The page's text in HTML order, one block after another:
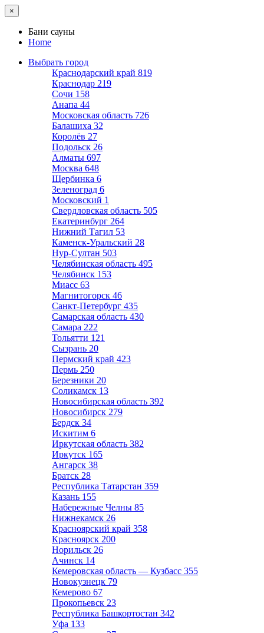
×
Бани сауны
Home
Выбрать город
Краснодарский край 819
Краснодар 219
Сочи 158
Анапа 44
Московская область 726
Балашиха 32
Королёв 27
Подольск 26
Алматы 697
Москва 648
Щербинка 6
Зеленоград 6
Московский 1
Свердловская область 505
Екатеринбург 264
Нижний Тагил 53
Каменск-Уральский 28
Нур-Султан 503
Челябинская область 495
Челябинск 153
Миасс 63
Магнитогорск 46
Санкт-Петербург 435
Самарская область 430
Самара 222
Тольятти 121
Сызрань 20
Пермский край 423
Пермь 250
Березники 20
Соликамск 13
Новосибирская область 392
Новосибирск 279
Бердск 34
Искитим 6
Иркутская область 382
Иркутск 165
Ангарск 38
Братск 28
Республика Татарстан 359
Казань 155
Набережные Челны 85
Нижнекамск 26
Красноярский край 358
Красноярск 200
Норильск 26
Ачинск 14
Кемеровская область — Кузбасс 355
Новокузнецк 79
Кемерово 67
Прокопьевск 23
Республика Башкортостан 342
Уфа 133